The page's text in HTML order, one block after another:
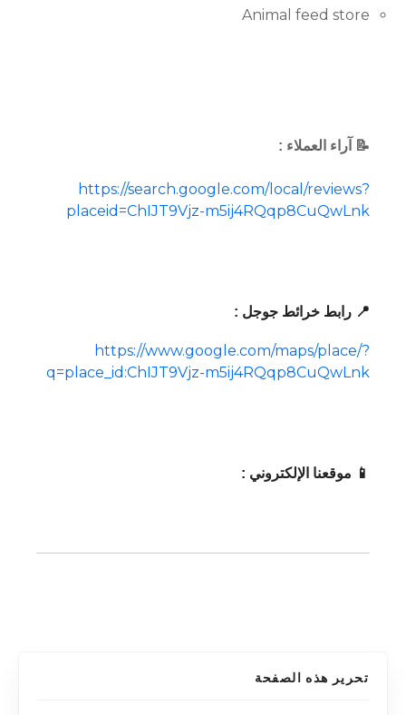
Animal feed store
📝 آراء العملاء :
https://search.google.com/local/reviews?
placeid=ChIJT9Vjz-m5ij4RQqp8CuQwLnk
📍 رابط خرائط جوجل :
https://www.google.com/maps/place/?
q=place_id:ChIJT9Vjz-m5ij4RQqp8CuQwLnk
📱 موقعنا الإلكتروني :
تحرير هذه الصفحة